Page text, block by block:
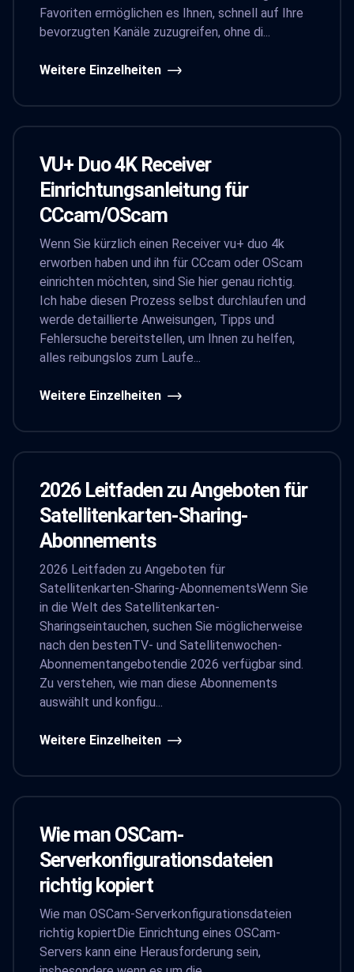
Favoriten ermöglichen es Ihnen, schnell auf Ihre
bevorzugten Kanäle zuzugreifen, ohne di...
Weitere Einzelheiten
VU+ Duo 4K Receiver
Einrichtungsanleitung für
CCcam/OScam
Wenn Sie kürzlich einen Receiver vu+ duo 4k
erworben haben und ihn für CCcam oder OScam
einrichten möchten, sind Sie hier genau richtig.
Ich habe diesen Prozess selbst durchlaufen und
werde detaillierte Anweisungen, Tipps und
Fehlersuche bereitstellen, um Ihnen zu helfen,
alles reibungslos zum Laufe...
Weitere Einzelheiten
2026 Leitfaden zu Angeboten für
Satellitenkarten-Sharing-
Abonnements
2026 Leitfaden zu Angeboten für
Satellitenkarten-Sharing-AbonnementsWenn Sie
in die Welt des Satellitenkarten-
Sharingseintauchen, suchen Sie möglicherweise
nach den bestenTV- und Satellitenwochen-
Abonnementangebotendie 2026 verfügbar sind.
Zu verstehen, wie man diese Abonnements
auswählt und konfigu...
Weitere Einzelheiten
Wie man OSCam-
Serverkonfigurationsdateien
richtig kopiert
Wie man OSCam-Serverkonfigurationsdateien
richtig kopiertDie Einrichtung eines OSCam-
Servers kann eine Herausforderung sein,